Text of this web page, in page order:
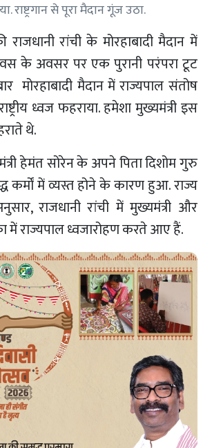
राष्ट्रगान से पूरा मैदान गूंज उठा.
रांची के मोरहाबादी मैदान में
के अवसर पर एक पुरानी परंपरा टूट
मोरहाबादी मैदान में राज्यपाल संतोष
ध्वज फहराया. हमेशा मुख्यमंत्री इस
थे.
हेमंत सोरेन के अपने पिता दिशोम गुरु
कर्मों में व्यस्त होने के कारण हुआ. राज्य
राजधानी रांची में मुख्यमंत्री और
में राज्यपाल ध्वजारोहण करते आए हैं.